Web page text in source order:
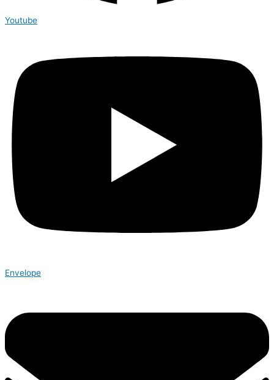
Youtube
Envelope